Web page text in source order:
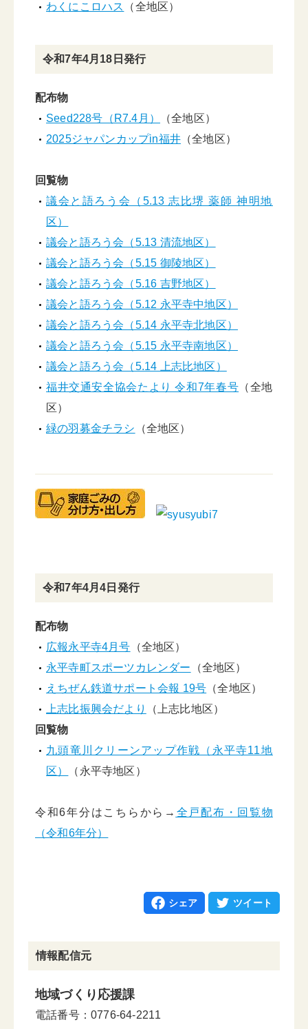
わくにこロハス
（全地区）
令和7年4月18日発行
配布物
Seed228号（R7.4月）
（全地区）
2025ジャパンカップin福井 （全地区）
回覧物
議会と語ろう会（5.13 志比堺 薬師 神明地
区）
議会と語ろう会（5.13 清流地区）
議会と語ろう会（5.15 御陵地区）
議会と語ろう会（5.16 吉野地区）
議会と語ろう会（5.12 永平寺中地区）
議会と語ろう会（5.14 永平寺北地区）
議会と語ろう会（5.15 永平寺南地区）
議会と語ろう会（5.14 上志比地区）
福井交通安全協会たより 令和7年春号 （全地
区）
緑の羽募金チラシ （全地区）
令和7年4月4日発行
配布物
広報永平寺4月号 （全地区）
永平寺町スポーツカレンダー （全地区）
えちぜん鉄道サポート会報 19号 （全地区）
上志比振興会だより
（上志比地区）
回覧物
九頭竜川クリーンアップ作戦（永平寺11地
区）
（永平寺地区）
令和6年分はこちらから→ 全戸配布・回覧物
（令和6年分）
シェア ツイート
情報配信元
地域づくり応援課
電話番号：0776-64-2211